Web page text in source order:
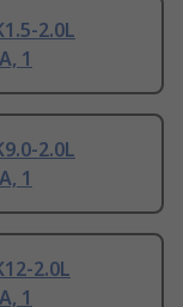
2.0L
1
2.0L
1
2.0L
1